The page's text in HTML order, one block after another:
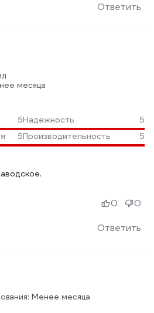
Ответить
месяца
5Надежность
5
5Производительность 5
Ответить
0 0
Менее месяца